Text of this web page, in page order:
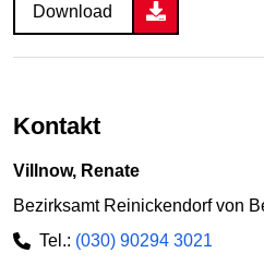
Download
Kontakt
Villnow, Renate
Bezirksamt Reinickendorf von
Tel.: (030) 90294 3021